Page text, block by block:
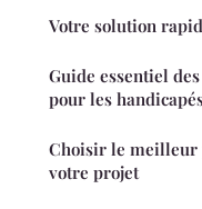
Votre solution
Guide essentiel
pour les
Choisir le meilleur
votre projet